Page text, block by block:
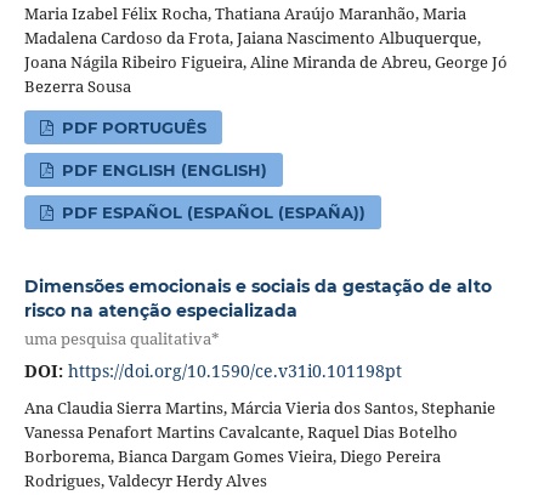
Maria Izabel Félix Rocha, Thatiana Araújo Maranhão, Maria
Madalena Cardoso da Frota, Jaiana Nascimento Albuquerque,
Joana Nágila Ribeiro Figueira, Aline Miranda de Abreu, George Jó
Bezerra Sousa
PDF PORTUGUÊS
PDF ENGLISH (ENGLISH)
PDF ESPAÑOL (ESPAÑOL (ESPAÑA))
Dimensões emocionais e sociais da gestação de alto
risco na atenção especializada
uma pesquisa qualitativa*
DOI: https://doi.org/10.1590/ce.v31i0.101198pt
Ana Claudia Sierra Martins, Márcia Vieria dos Santos, Stephanie
Vanessa Penafort Martins Cavalcante, Raquel Dias Botelho
Borborema, Bianca Dargam Gomes Vieira, Diego Pereira
Rodrigues, Valdecyr Herdy Alves